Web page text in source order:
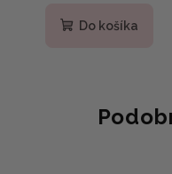
Do košíka